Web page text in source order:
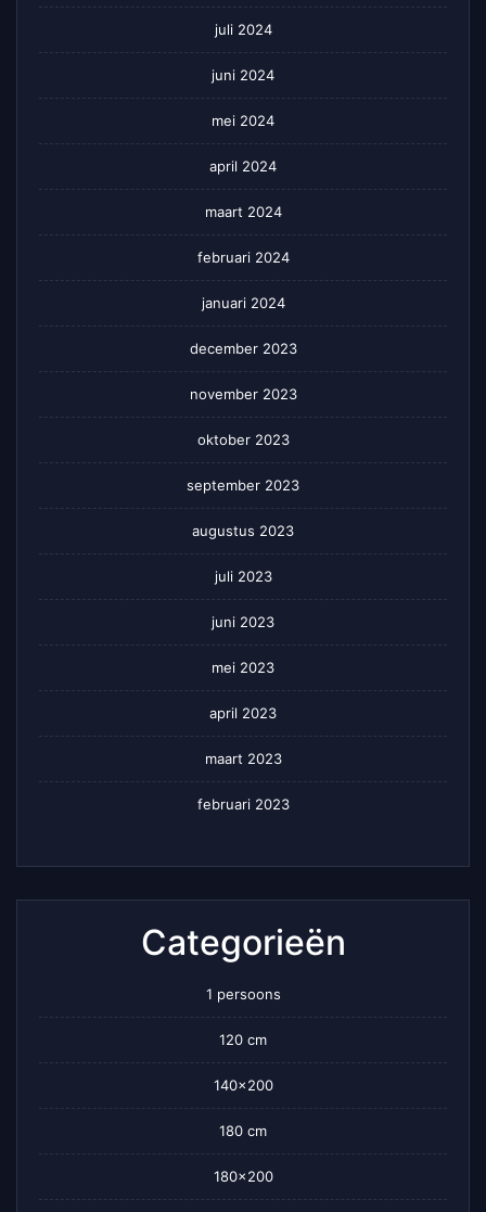
juli 2024
juni 2024
mei 2024
april 2024
maart 2024
februari 2024
januari 2024
december 2023
november 2023
oktober 2023
september 2023
augustus 2023
juli 2023
juni 2023
mei 2023
april 2023
maart 2023
februari 2023
Categorieën
1 persoons
120 cm
140×200
180 cm
180×200